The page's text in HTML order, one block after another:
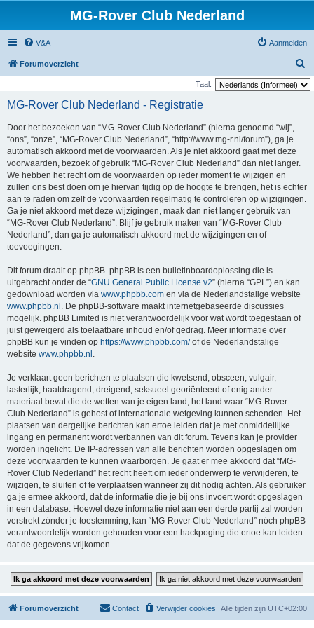
MG-Rover Club Nederland
V&A Aanmelden
Forumoverzicht
o
Taal:
MG-Rover Club Nederland - Registratie
Door het bezoeken van “MG-Rover Club Nederland” (hierna genoemd “wij”,
“ons”, “onze”, “MG-Rover Club Nederland”, “http://www.mg-r.nl/forum”), ga je
automatisch akkoord met de voorwaarden. Als je niet akkoord gaat met deze
voorwaarden, bezoek of gebruik “MG-Rover Club Nederland” dan niet langer.
We hebben het recht om de voorwaarden op ieder moment te wijzigen en
zullen ons best doen om je hiervan tijdig op de hoogte te brengen, het is echter
aan te raden om zelf de voorwaarden regelmatig te controleren op wijzigingen.
Ga je niet akkoord met deze wijzigingen, maak dan niet langer gebruik van
“MG-Rover Club Nederland”. Blijf je gebruik maken van “MG-Rover Club
Nederland”, dan ga je automatisch akkoord met de wijzigingen en of
toevoegingen.
Dit forum draait op phpBB. phpBB is een bulletinboardoplossing die is
uitgebracht onder de “GNU General Public License v2” (hierna “GPL”) en kan
gedownload worden via www.phpbb.com en via de Nederlandstalige website
www.phpbb.nl . De phpBB-software maakt internetgebaseerde discussies
mogelijk. phpBB Limited is niet verantwoordelijk voor wat wordt toegestaan of
juist geweigerd als toelaatbare inhoud en/of gedrag. Meer informatie over
phpBB kun je vinden op https://www.phpbb.com/of de Nederlandstalige
website www.phpbb.nl .
Je verklaart geen berichten te plaatsen die kwetsend, obsceen, vulgair,
lasterlijk, haatdragend, dreigend, seksueel georiënteerd of enig ander
materiaal bevat die de wetten van je eigen land, het land waar “MG-Rover
Club Nederland” is gehost of internationale wetgeving kunnen schenden. Het
plaatsen van dergelijke berichten kan ertoe leiden dat je met onmiddellijke
ingang en permanent wordt verbannen van dit forum. Tevens kan je provider
worden ingelicht. De IP-adressen van alle berichten worden opgeslagen om
deze voorwaarden te kunnen waarborgen. Je gaat er mee akkoord dat “MG-
Rover Club Nederland” het recht heeft om ieder onderwerp te verwijderen, te
wijzigen, te sluiten of te verplaatsen wanneer zij dit nodig achten. Als gebruiker
ga je ermee akkoord, dat de informatie die je bij ons invoert wordt opgeslagen
in een database. Hoewel deze informatie niet aan een derde partij zal worden
verstrekt zónder je toestemming, kan “MG-Rover Club Nederland” nóch phpBB
verantwoordelijk worden gehouden voor een hackpoging die ertoe kan leiden
dat de gegevens vrijkomen.
Forumoverzicht Alle tijden zijn UTC+02:00
Verwijder cookies
Contact